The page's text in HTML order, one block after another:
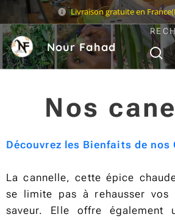
Livraison gratuite en
Nour Fahad
Sarl
Nos
Découvrez les Bienfaits de nos
La cannelle, cette épice
se limite pas à rehausser vos
saveur. Elle offre également